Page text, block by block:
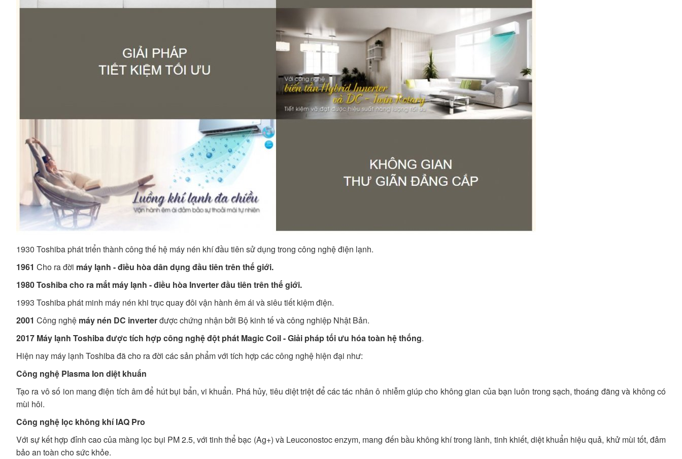
1930 Toshiba phát triển thành công thế hệ máy nén khí đầu tiên sử dụng trong công nghệ điện lạnh.
1961 Cho ra đời máy lạnh - điều hòa dân dụng đầu tiên trên thế giới.
1980 Toshiba cho ra mắt máy lạnh - điều hòa Inverter đầu tiên trên thế giới.
1993 Toshiba phát minh máy nén khi trục quay đôi vận hành êm ái và siêu tiết kiệm điện.
2001 Công nghệ máy nén DC inverterđược chứng nhận bởi Bộ kinh tế và công nghiệp Nhật Bản.
2017 Máy lạnh Toshiba được tích hợp công nghệ đột phát Magic Coil - Giải pháp tối ưu hóa toàn hệ thống.
Hiện nay máy lạnh Toshiba đã cho ra đời các sản phẩm với tích hợp các công nghệ hiện đại như:
Công nghệ Plasma Ion diệt khuẩn
Tạo ra vô số ion mang điện tích âm để hút bụi bẩn, vi khuẩn. Phá hủy, tiêu diệt triệt để các tác nhân ô nhiễm giúp cho không gian của bạn luôn trong sạch, thoáng đãng và không có
mùi hôi.
Công nghệ lọc không khí IAQ Pro
Với sự kết hợp đỉnh cao của màng lọc bụi PM 2.5, với tinh thể bạc (Ag+) và Leuconostoc enzym, mang đến bầu không khí trong lành, tinh khiết, diệt khuẩn hiệu quả, khử mùi tốt, đảm
bảo an toàn cho sức khỏe.